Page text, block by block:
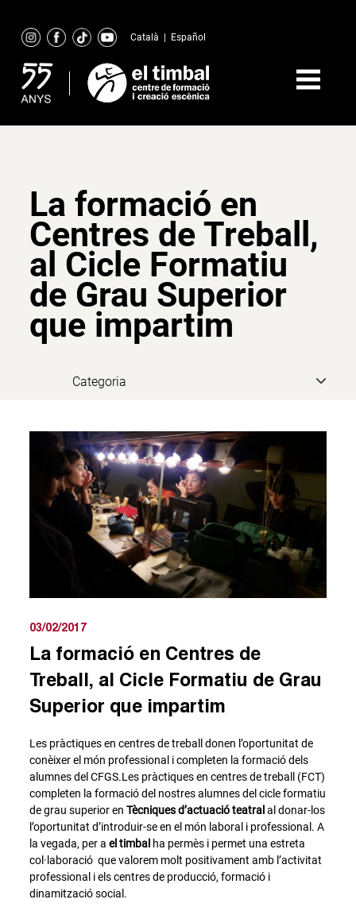
content
Català Español
La formació en
Centres de Treball,
al Cicle Formatiu
de Grau Superior
que impartim
03/02/2017
La formació en Centres de
Treball, al Cicle Formatiu de Grau
Superior que impartim
Les pràctiques en centres de treball donen l’oportunitat de
conèixer el món professional i completen la formació dels
alumnes del CFGS.Les pràctiques en centres de treball (FCT)
completen la formació del nostres alumnes del cicle formatiu
de grau superior enTècniques d’actuació teatral al donar-los
l’oportunitat d’introduir-se en el món laboral i professional. A
la vegada, per ael timbal ha permès i permet una estreta
col·laboració que valorem molt positivament amb l’activitat
professional i els centres de producció, formació i
dinamització social.